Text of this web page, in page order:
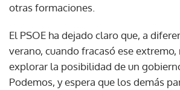
otras formaciones.
El PSOE ha dejado claro que, a
verano, cuando fracasó ese extremo,
explorar la posibilidad de un
Podemos, y espera que los demás